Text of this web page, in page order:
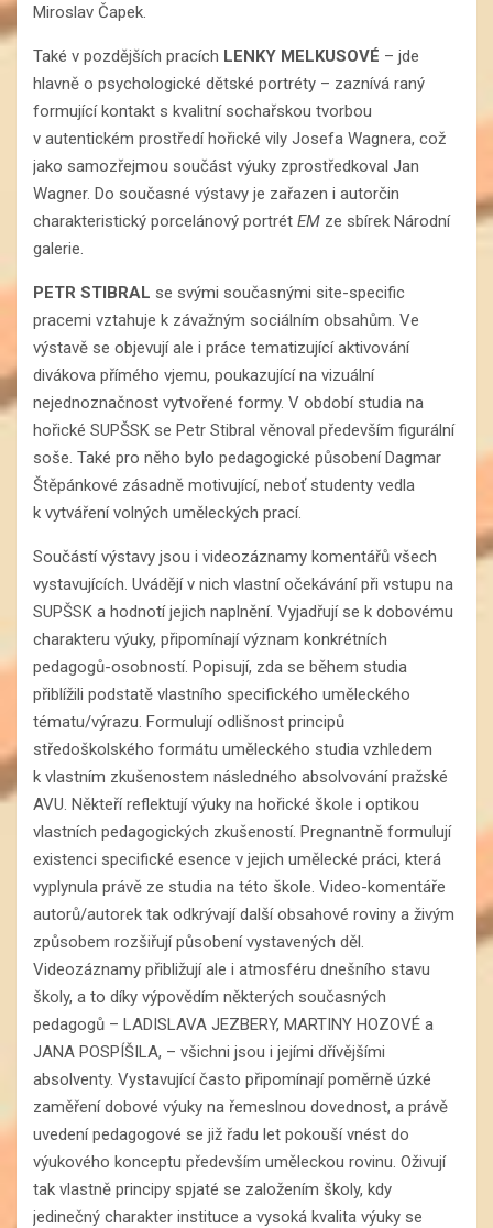
Miroslav Čapek.
Také v pozdějších pracích LENKY MELKUSOVÉ – jde
hlavně o psychologické dětské portréty – zaznívá raný
formující kontakt s kvalitní sochařskou tvorbou
v autentickém prostředí hořické vily Josefa Wagnera, což
jako samozřejmou součást výuky zprostředkoval Jan
Wagner. Do současné výstavy je zařazen i autorčin
charakteristický porcelánový portrét EM ze sbírek Národní
galerie.
PETR STIBRAL se svými současnými site-specific
pracemi vztahuje k závažným sociálním obsahům. Ve
výstavě se objevují ale i práce tematizující aktivování
divákova přímého vjemu, poukazující na vizuální
nejednoznačnost vytvořené formy. V období studia na
hořické SUPŠSK se Petr Stibral věnoval především figurální
soše. Také pro něho bylo pedagogické působení Dagmar
Štěpánkové zásadně motivující, neboť studenty vedla
k vytváření volných uměleckých prací.
Součástí výstavy jsou i videozáznamy komentářů všech
vystavujících. Uvádějí v nich vlastní očekávání při vstupu na
SUPŠSK a hodnotí jejich naplnění. Vyjadřují se k dobovému
charakteru výuky, připomínají význam konkrétních
pedagogů-osobností. Popisují, zda se během studia
přiblížili podstatě vlastního specifického uměleckého
tématu/výrazu. Formulují odlišnost principů
středoškolského formátu uměleckého studia vzhledem
k vlastním zkušenostem následného absolvování pražské
AVU. Někteří reflektují výuky na hořické škole i optikou
vlastních pedagogických zkušeností. Pregnantně formulují
existenci specifické esence v jejich umělecké práci, která
vyplynula právě ze studia na této škole. Video-komentáře
autorů/autorek tak odkrývají další obsahové roviny a živým
způsobem rozšiřují působení vystavených děl.
Videozáznamy přibližují ale i atmosféru dnešního stavu
školy, a to díky výpovědím některých současných
pedagogů – LADISLAVA JEZBERY, MARTINY HOZOVÉ a
JANA POSPÍŠILA, – všichni jsou i jejími dřívějšími
absolventy. Vystavující často připomínají poměrně úzké
zaměření dobové výuky na řemeslnou dovednost, a právě
uvedení pedagogové se již řadu let pokouší vnést do
výukového konceptu především uměleckou rovinu. Oživují
tak vlastně principy spjaté se založením školy, kdy
jedinečný charakter instituce a vysoká kvalita výuky se